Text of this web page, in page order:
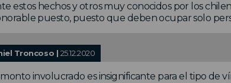
estos hechos y otros muy conocidos por los
puesto, puesto que deben ocupar solo
Troncoso | 25.12.2020
monto involucrado es insignificante para el tipo de